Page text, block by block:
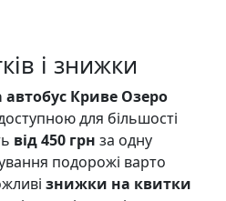
і знижки
автобус Криве Озеро
для більшості
від 450 грн за одну
подорожі варто
знижки на квитки